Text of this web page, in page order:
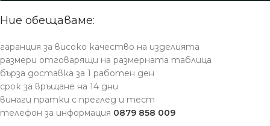
Ние обещаваме:
гаранция за високо качество на изделията
размери отговарящи на размерната таблица
бърза доставка за 1 работен ден
срок за връщане на 14 дни
винаги пратки с преглед и тест
телефон за информация 0879 858 009